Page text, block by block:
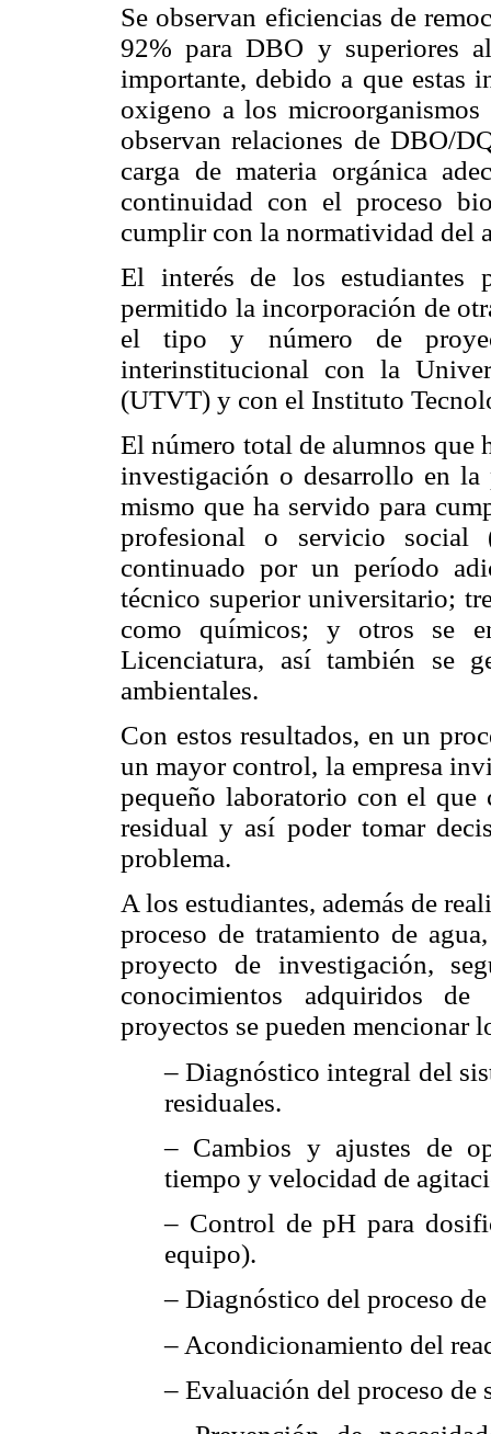
Se observan eficiencias de
92% para DBO y superiores
importante, debido a que estas
oxigeno a los
observan relaciones de DBO/
carga de materia orgánica
continuidad con el proceso
cumplir con la normatividad del
El interés de los estudiantes
permitido la incorporación de
el tipo y número de
interinstitucional con la
(UTVT) y con el Instituto
El número total de alumnos que
investigación o desarrollo en la
mismo que ha servido para
profesional o servicio social
continuado por un período
técnico superior universitario;
como químicos; y otros se
Licenciatura, así también se
ambientales.
Con estos resultados, en un
un mayor control, la empresa
pequeño laboratorio con el que
residual y así poder tomar
problema.
A los estudiantes, además de
proceso de tratamiento de
proyecto de investigación,
conocimientos adquiridos
proyectos se pueden mencionar
– Diagnóstico integral del
residuales.
– Cambios y ajustes de
tiempo y velocidad de
– Control de pH para
equipo).
– Diagnóstico del proceso
– Acondicionamiento del
– Evaluación del proceso de